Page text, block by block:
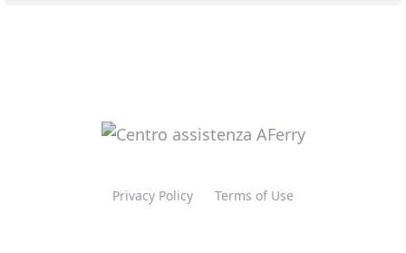
Privacy Policy Terms of Use